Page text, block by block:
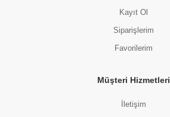
Kayıt Ol
Siparişlerim
Favorilerim
Müşteri Hizmetleri
İletişim